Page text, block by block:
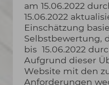
am 15.06.2022
15.06.2022
Einschätzung
Selbstbewertung,
bis 15.06.2022
Aufgrund dieser
Website mit den
Anforderungen